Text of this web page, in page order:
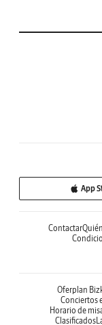
App
Contactar
Oferplan
Conciertos
Horario de
Clasificados